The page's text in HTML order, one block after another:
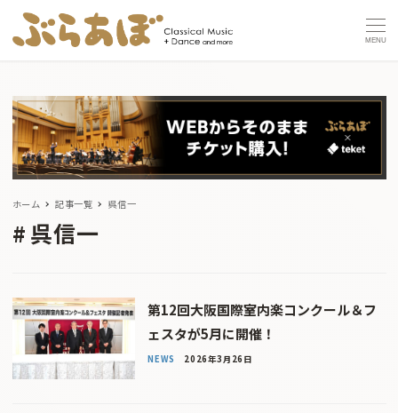
MENU
ホーム 記事一覧 呉信一
呉信一
第12回大阪国際室内楽コンクール＆フ
ェスタが5月に開催！
NEWS 2026年3月26日